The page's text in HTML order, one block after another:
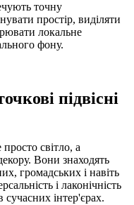
точну
простір, виділяти
локальне
фону.
підвісні
світло, а
Вони знаходять
громадських і навіть
і лаконічність
сучасних інтер'єрах.